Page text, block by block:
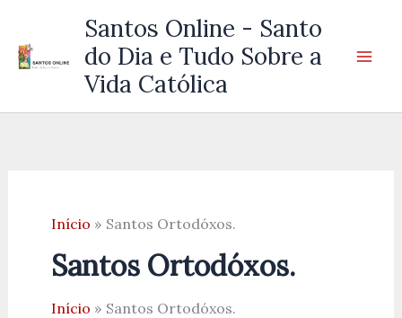
Santos Online - Santo
do Dia e Tudo Sobre a
Vida Católica
Início Santos Ortodóxos.
Santos Ortodóxos.
Início Santos Ortodóxos.